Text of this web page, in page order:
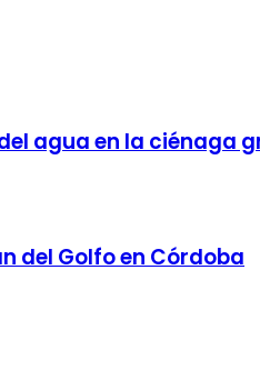
agua en la ciénaga
del Golfo en Córdoba